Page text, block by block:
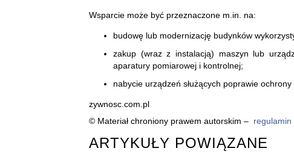
Wsparcie może być przeznaczone m.in. na:
budowę lub modernizację budynków
zakup (wraz z instalacją) maszyn lub
aparatury pomiarowej i kontrolnej;
nabycie urządzeń służących poprawie ochrony
zywnosc.com.pl
© Materiał chroniony prawem autorskim – regulamin
ARTYKUŁY POWIĄZANE